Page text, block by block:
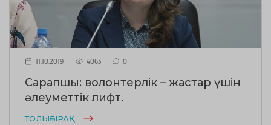
11.10.2019 4063 0
Сарапшы: волонтерлік – жастар үшін
әлеуметтік лифт.
ТОЛЫҒЫРАҚ